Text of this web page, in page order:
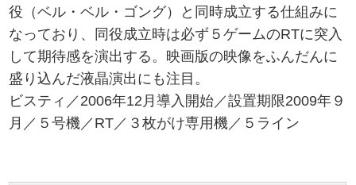
役（ベル・ベル・ゴング）と同時成立する仕組みに
なっており、同役成立時は必ず５ゲームのRTに突入
して期待感を演出する。映画版の映像をふんだんに
盛り込んだ液晶演出にも注目。
ビスティ／2006年12月導入開始／設置期限2009年９
月／５号機／RT／３枚がけ専用機／５ライン